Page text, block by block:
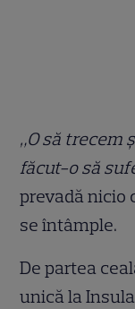
„O să trecem
făcut-o să
prevadă nicio
se întâmple.
De partea
unică la